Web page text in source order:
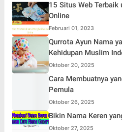
15 Situs Web Terbaik
Online
Februari 01, 2023
Qurrota Ayun Nama
Kehidupan Muslim
Oktober 20, 2025
Cara Membuatnya
Pemula
Oktober 26, 2025
Bikin Nama Keren
Oktober 27, 2025